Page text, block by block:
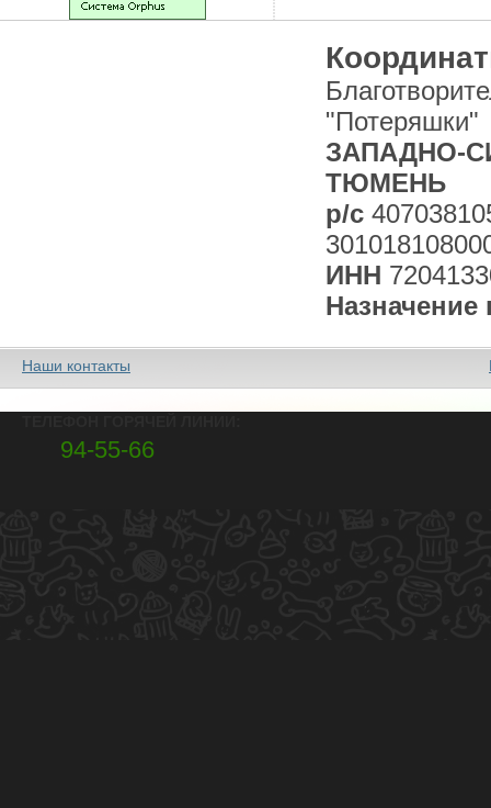
"Потеряшки"
ЗАПАДНО-
ТЮМЕНЬ
р/с
ИНН
Назначение
Наши контакты
94-55-66